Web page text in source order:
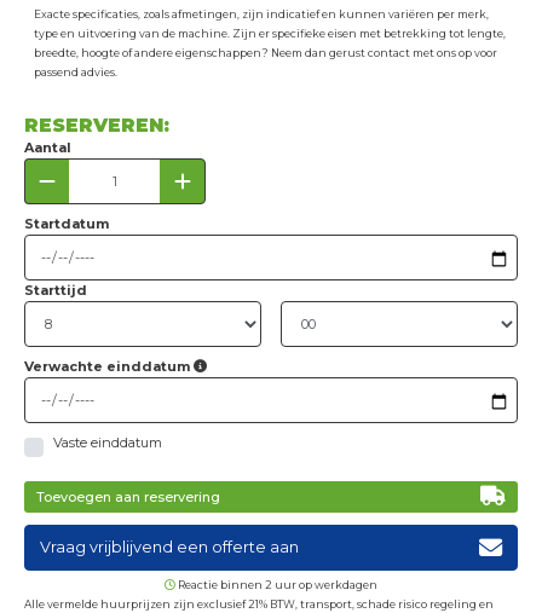
Exacte specificaties, zoals afmetingen, zijn indicatief en kunnen variëren per merk,
type en uitvoering van de machine. Zijn er specifieke eisen met betrekking tot lengte,
breedte, hoogte of andere eigenschappen? Neem dan gerust contact met ons op voor
passend advies.
RESERVEREN:
Aantal
Startdatum
Starttijd
Verwachte einddatum
Vaste einddatum
Toevoegen aan reservering
Vraag vrijblijvend een offerte aan
Reactie binnen 2 uur op werkdagen
Alle vermelde huurprijzen zijn exclusief 21% BTW, transport, schade risico regeling en